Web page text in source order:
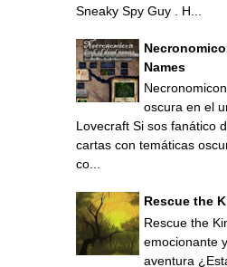
Sneaky Spy Guy . H...
Names
oscura en el
Lovecraft Si sos fanático
cartas con temáticas
co...
Rescue the
Rescue the
emocionante
aventura